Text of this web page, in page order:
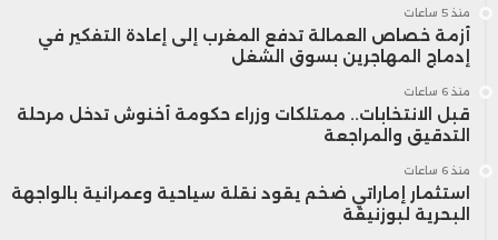
بنك اليابان عن مساره عن هذا الإطار الزمني. قال
أويدا إن الظروف المالية ستظل ميسّرة حتى لو
ألغى سعر الفائدة السلبي، الذي يُعد الأخير على
الفائدة إلى وصولها للصفر.
منذ 5 ساعات
أزمة خصاص العمالة تدفع المغرب إلى إعادة التفكير في
إدماج المهاجرين بسوق الشغل
منذ 6 ساعات
قبل الانتخابات.. ممتلكات وزراء حكومة أخنوش تدخل مرحلة
التدقيق والمراجعة
منذ 6 ساعات
استثمار إماراتي ضخم يقود نقلة سياحية وعمرانية بالواجهة
البحرية لبوزنيقة